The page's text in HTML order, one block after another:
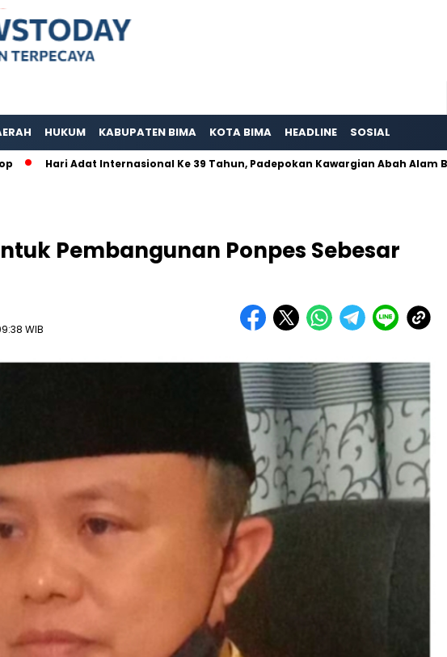
HUKUM KABUPATEN BIMA KOTA BIMA HEADLINE SOSIAL
Adat Internasional Ke 39 Tahun, Padepokan Kawargian Abah Alam
Pembangunan Ponpes Sebesar
WIB